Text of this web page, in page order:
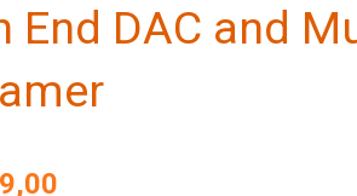
End DAC and